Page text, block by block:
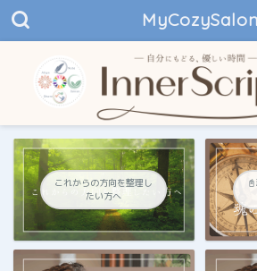
MyCozySalon
これからの方向を整理し
たい方へ